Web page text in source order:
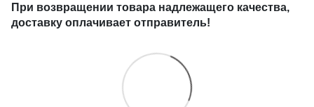
При возвращении товара надлежащего качества,
доставку оплачивает отправитель!